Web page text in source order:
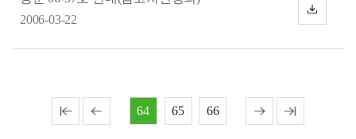
2006-03-22
다
운
드
64 65 66